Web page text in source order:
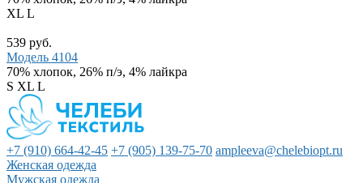
XL L
539 руб.
Модель 4104
70% хлопок, 26% п/э, 4% лайкра
S XL L
+7 (910) 664-42-45 +7 (905) 139-75-70 ampleeva@chelebiopt.ru
Женская одежда
Мужская одежда